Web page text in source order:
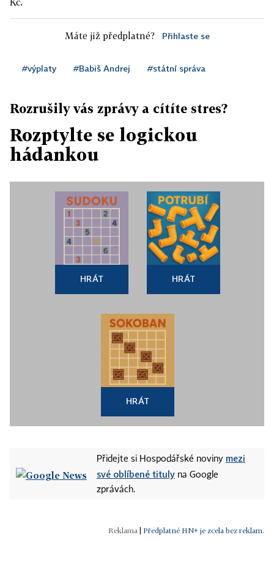
Máte již předplatné? Přihlaste se
#výplaty #Babiš Andrej #státní správa
Rozrušily vás zprávy a cítíte stres?
Rozptylte se logickou
hádankou
HRÁT HRÁT
HRÁT
Přidejte si Hospodářské noviny mezi
své oblíbené tituly na Google
zprávách.
Předplatné HN+ je zcela bez reklam.